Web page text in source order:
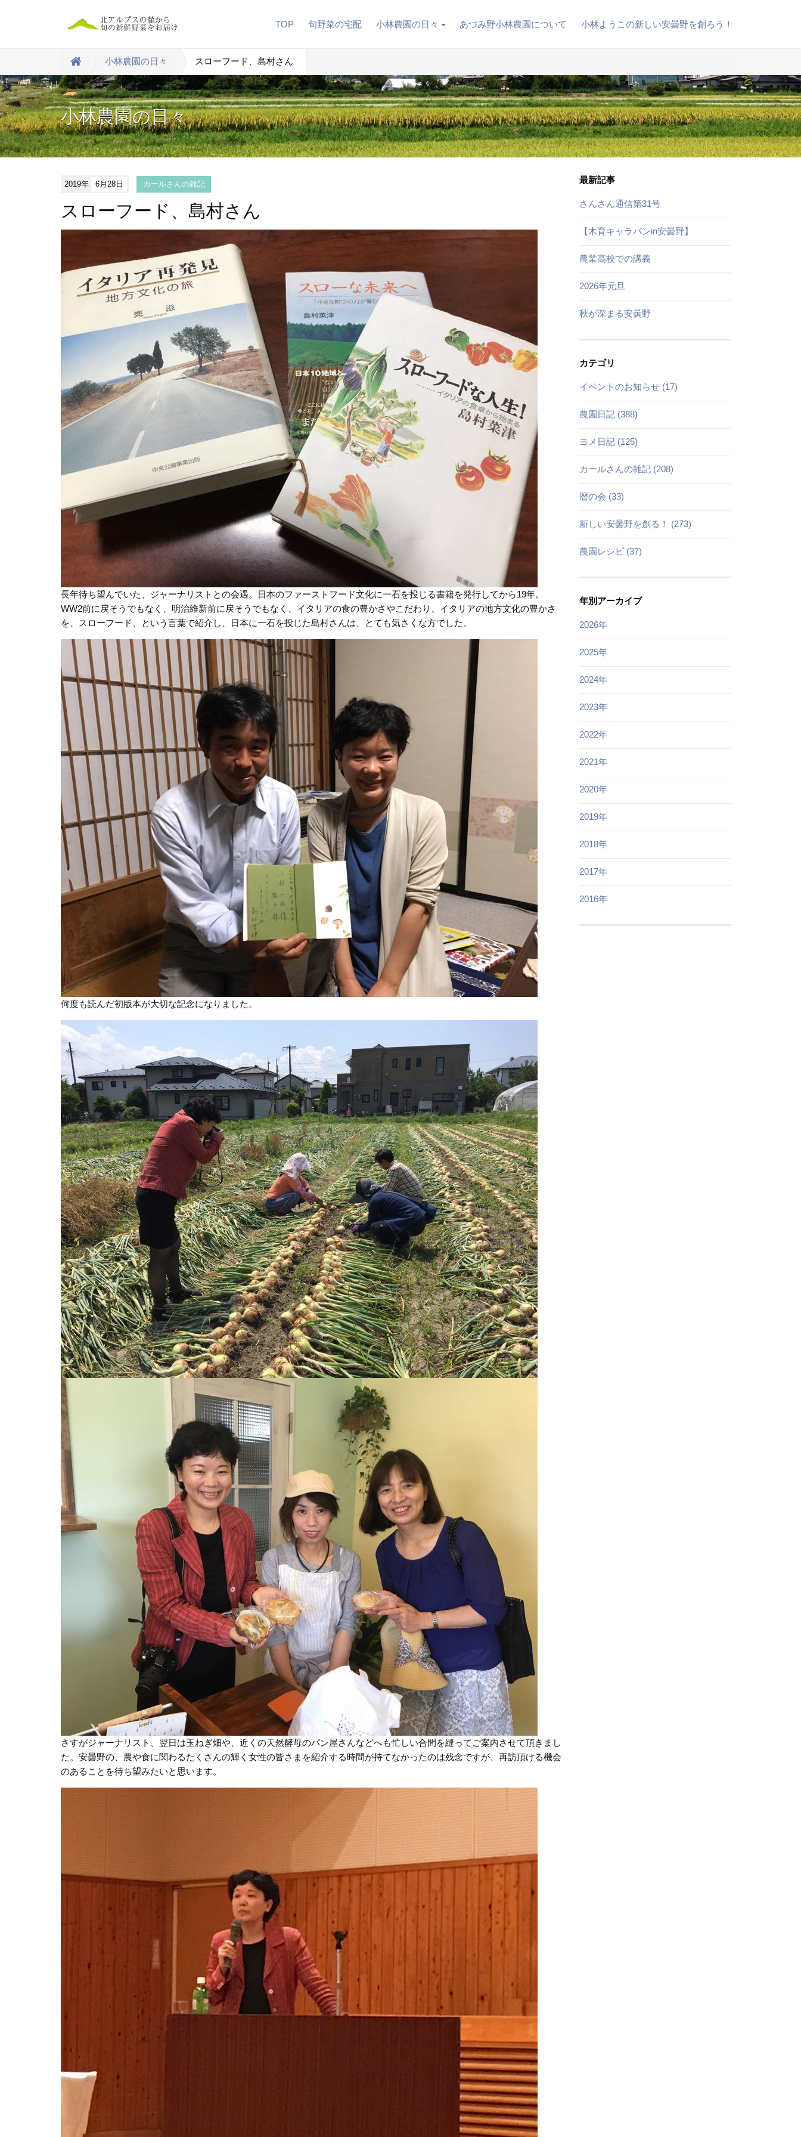
TOP 旬野菜の宅配 小林農園の日々 あづみ野小林農園について 小林ようこの新しい安曇野を創ろう！
小林農園の日々 スローフード、島村さん
小林農園の日々
2019年 6月28日 カールさんの雑記
スローフード、島村さん
長年待ち望んでいた、ジャーナリストとの会遇。日本のファーストフード文化に一石を投じる書籍を発行してから19年。
WW2前に戻そうでもなく、明治維新前に戻そうでもなく、イタリアの食の豊かさやこだわり、イタリアの地方文化の豊かさ
を、スローフード、という言葉で紹介し、日本に一石を投じた島村さんは、とても気さくな方でした。
何度も読んだ初版本が大切な記念になりました。
さすがジャーナリスト、翌日は玉ねぎ畑や、近くの天然酵母のパン屋さんなどへも忙しい合間を縫ってご案内させて頂きまし
た。安曇野の、農や食に関わるたくさんの輝く女性の皆さまを紹介する時間が持てなかったのは残念ですが、再訪頂ける機会
のあることを待ち望みたいと思います。
最新記事
さんさん通信第31号
【木育キャラバンin安曇野】
農業高校での講義
2026年元旦
秋が深まる安曇野
カテゴリ
イベントのお知らせ (17)
農園日記 (388)
ヨメ日記 (125)
カールさんの雑記 (208)
暦の会 (33)
新しい安曇野を創る！ (273)
農園レシピ (37)
年別アーカイブ
2026年
2025年
2024年
2023年
2022年
2021年
2020年
2019年
2018年
2017年
2016年